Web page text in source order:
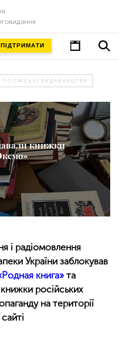
ПІДТРИМАТИ
РОСІЙСЬКІ ВИДАВНИЦТВА
книжки
і радіомовлення
України заблокував
книга»та
російських
на території